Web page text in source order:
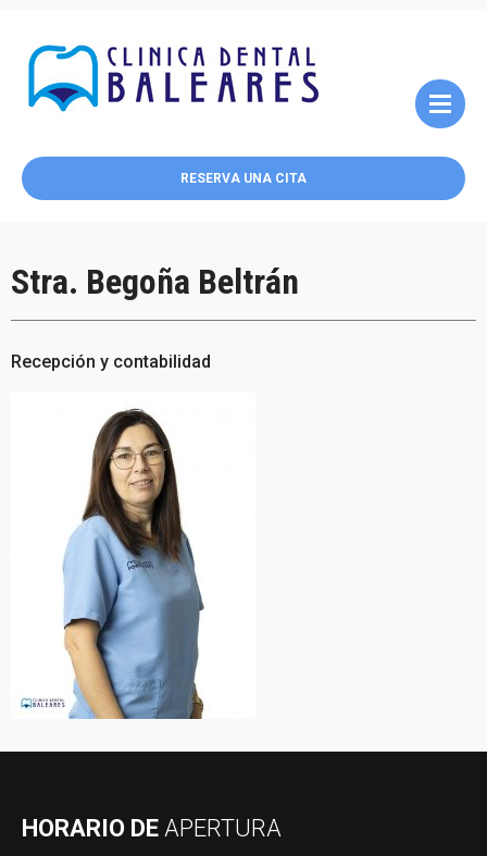
RESERVA UNA CITA
Stra. Begoña Beltrán
Recepción y contabilidad
HORARIO DE APERTURA